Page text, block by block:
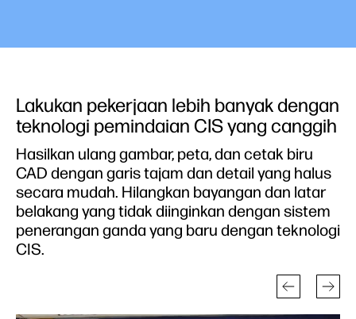
Lakukan pekerjaan lebih banyak dengan
teknologi pemindaian CIS yang canggih
Hasilkan ulang gambar, peta, dan cetak biru
CAD dengan garis tajam dan detail yang halus
secara mudah. Hilangkan bayangan dan latar
belakang yang tidak diinginkan dengan sistem
penerangan ganda yang baru dengan teknologi
CIS.